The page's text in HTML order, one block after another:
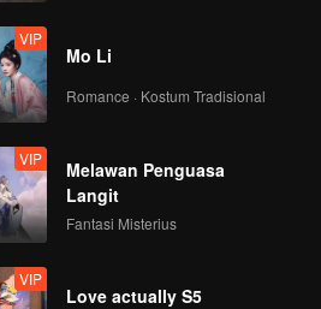
VIP
Mo Li
Romance · Kostum Tradisional
VIP
Melawan Penguasa
Langit
Fantasi Misterius
VIP
Love actually S5